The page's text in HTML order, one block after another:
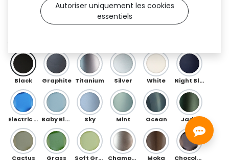
Floral Flex (TT)
AVANT
Black Graphite Titanium Silver White Night Blue
Electric Blue Baby Blue Sky Mint Ocean Jade
Cactus Grass Soft Green Champagne Moka Chocolate
Autoriser uniquement les cookies
essentiels